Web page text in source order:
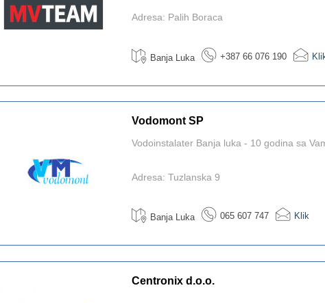
Adresa: Palih Boraca
Banja Luka +387 66 076 190
Vodomont SP
Vodoinstalater Banja luka - 10 godina sa
Adresa: Tuzlanska 9
Banja Luka 065 607 747 Klik
Centronix d.o.o.